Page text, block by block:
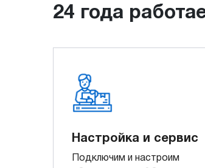
24 года
Настройка и сервис
Подключим и настроим